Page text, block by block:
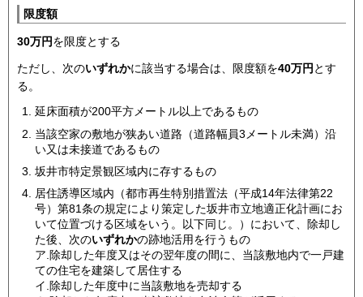
限度額
30万円を限度とする
ただし、次のいずれかに該当する場合は、限度額を40万円 とす
る。
延床面積が200平方メートル以上であるもの
当該空家の敷地が狭あい道路（道路幅員3メートル未満）沿
い又は未接道であるもの
坂井市特定景観区域内に存するもの
居住誘導区域内（都市再生特別措置法（平成14年法律第22
号）第81条の規定により策定した坂井市立地適正化計画にお
いて位置づける区域をいう。以下同じ。）において、除却し
た後、次のいずれかの跡地活用を行うもの
ア.除却した年度又はその翌年度の間に、当該敷地内で一戸建
ての住宅を建築して居住する
イ.除却した年度中に当該敷地を売却する